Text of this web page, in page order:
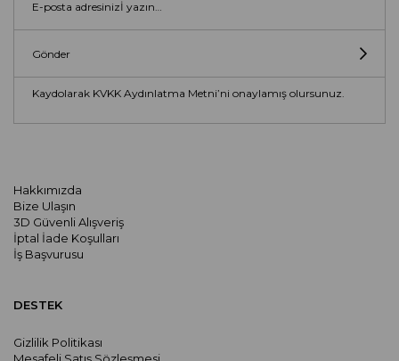
Hakkımızda
Bize Ulaşın
3D Güvenli Alışveriş
İptal İade Koşulları
İş Başvurusu
Gönder
Kaydolarak KVKK Aydınlatma Metni’ni onaylamış olursunuz.
DESTEK
Gizlilik Politikası